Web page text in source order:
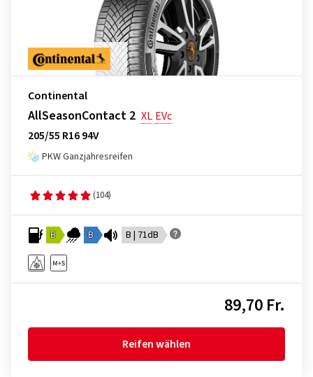
Continental
AllSeasonContact 2 XL EVc
205/55 R16 94V
PKW Ganzjahresreifen
(104)
B B B | 71dB
89,70 Fr.
Reifen wählen